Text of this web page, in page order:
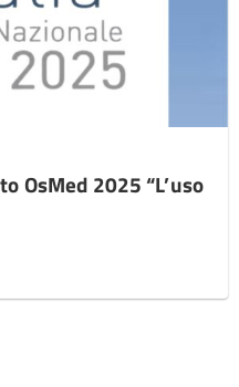
OsMed 2025 “L’uso